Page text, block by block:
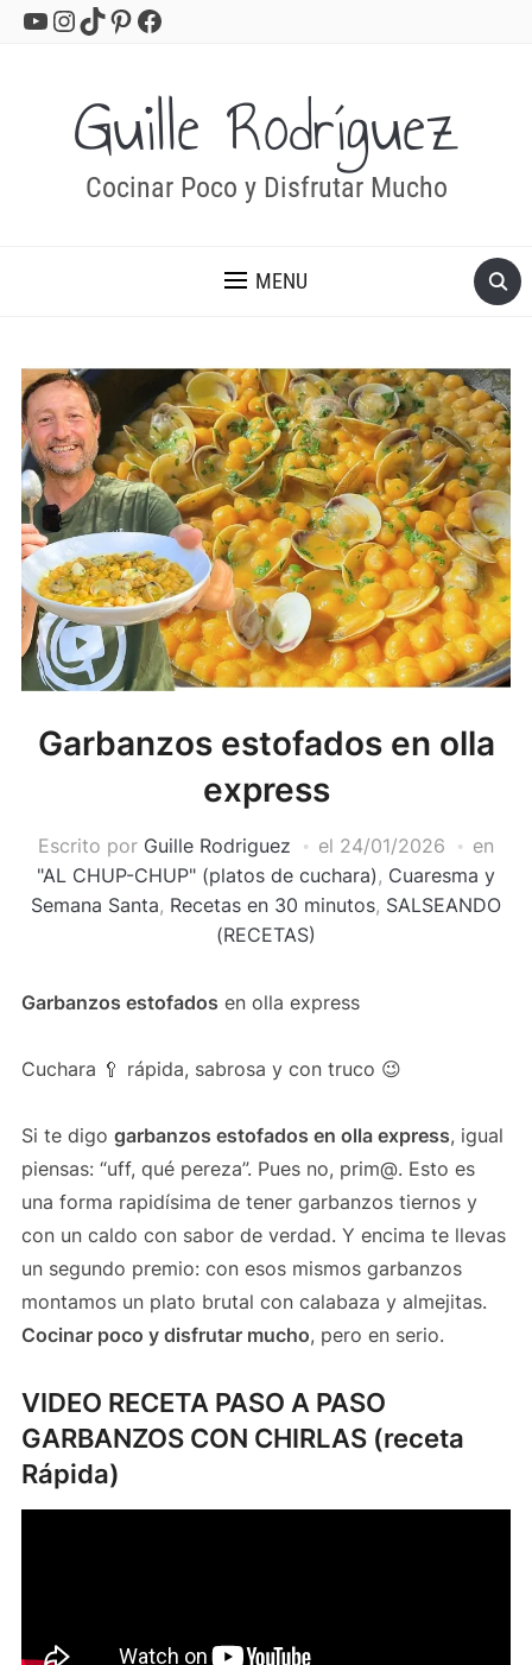
YouTube
Instagram
TikTok
Pinterest
Facebook
Guille Rodríguez
Cocinar Poco y Disfrutar Mucho
MENU
Garbanzos estofados en olla
express
Escrito por Guille Rodriguez el 24/01/2026
en
"AL CHUP-CHUP" (platos de cuchara) , Cuaresma y
Semana Santa, Recetas en 30 minutos, SALSEANDO
(RECETAS)
Garbanzos estofados en olla express
Cuchara 🥄 rápida, sabrosa y con truco 😉
Si te digo garbanzos estofados en olla express, igual
piensas: “uff, qué pereza”. Pues no, prim@. Esto es
una forma rapidísima de tener garbanzos tiernos y
con un caldo con sabor de verdad. Y encima te llevas
un segundo premio: con esos mismos garbanzos
montamos un plato brutal con calabaza y almejitas.
Cocinar poco y disfrutar mucho, pero en serio.
VIDEO RECETA PASO A PASO
GARBANZOS CON CHIRLAS (receta
Rápida)